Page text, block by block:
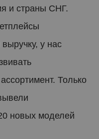
и страны СНГ.
у нас
Только
новых моделей